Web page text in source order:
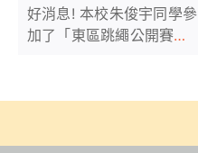
好消息! 本校朱俊宇同學參
加了「東區跳繩公開賽
學能在此比賽取得佳績，